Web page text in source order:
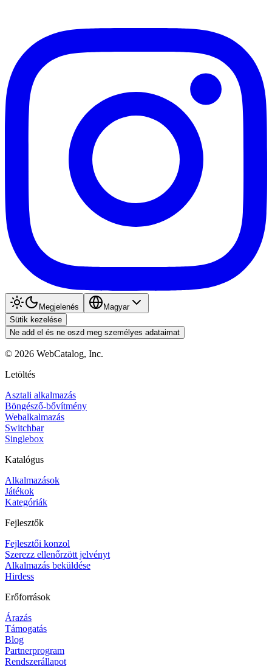
Megjelenés
Magyar
Sütik kezelése
Ne add el és ne oszd meg személyes adataimat
© 2026 WebCatalog, Inc.
Letöltés
Asztali alkalmazás
Böngésző-bővítmény
Webalkalmazás
Switchbar
Singlebox
Katalógus
Alkalmazások
Játékok
Kategóriák
Fejlesztők
Fejlesztői konzol
Szerezz ellenőrzött jelvényt
Alkalmazás beküldése
Hirdess
Erőforrások
Árazás
Támogatás
Blog
Partnerprogram
Rendszerállapot